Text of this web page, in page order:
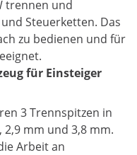
trennen und
Steuerketten. Das
zu bedienen und für
für Einsteiger
3 Trennspitzen in
mm und 3,8 mm.
Arbeit an